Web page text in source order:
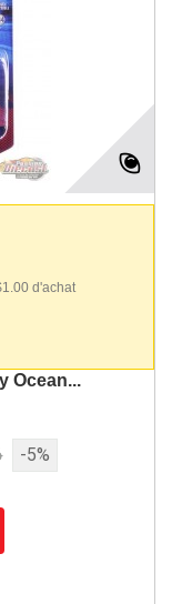
d'achat
Ocean...
-5%